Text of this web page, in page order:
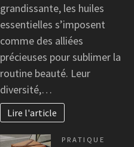
grandissante, les huiles
essentielles s’imposent
comme des alliées
précieuses pour sublimer la
routine beauté. Leur
diversité,…
Lire l'article
PRATIQUE